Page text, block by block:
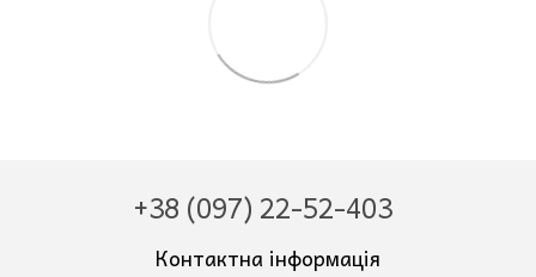
+38 (097) 22-52-403
Контактна інформація